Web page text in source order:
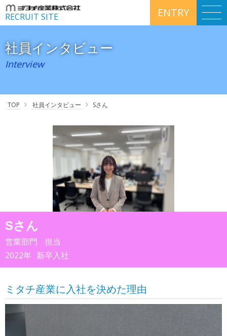
RECRUIT SITE ENTRY
社員インタビュー
Interview
TOP 社員インタビュー Sさん
Sさん
営業部門
担当
2022年 新卒入社
ミタチ産業に入社を決めた理由